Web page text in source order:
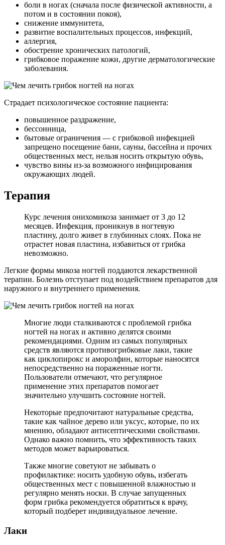
боли в ногах (сначала после физической активности, а
потом и в состоянии покоя),
снижение иммунитета,
развитие воспалительных процессов, инфекций,
аллергия,
обострение хронических патологий,
грибковое поражение кожи, другие дерматологические
заболевания.
Страдает психологическое состояние пациента:
повышенное раздражение,
бессонница,
бытовые ограничения — с грибковой инфекцией
запрещено посещение бани, сауны, бассейна и прочих
общественных мест, нельзя носить открытую обувь,
чувство вины из-за возможного инфицирования
окружающих людей.
Терапия
Курс лечения онихомикоза занимает от 3 до 12
месяцев. Инфекция, проникнув в ногтевую
пластину, долго живет в глубинных слоях. Пока не
отрастет новая пластина, избавиться от грибка
невозможно.
Легкие формы микоза ногтей поддаются лекарственной
терапии. Болезнь отступает под воздействием препаратов для
наружного и внутреннего применения.
Многие люди сталкиваются с проблемой грибка
ногтей на ногах и активно делятся своими
рекомендациями. Одним из самых популярных
средств являются противогрибковые лаки, такие
как циклопирокс и аморолфин, которые наносятся
непосредственно на пораженные ногти.
Пользователи отмечают, что регулярное
применение этих препаратов помогает
значительно улучшить состояние ногтей.
Некоторые предпочитают натуральные средства,
такие как чайное дерево или уксус, которые, по их
мнению, обладают антисептическими свойствами.
Однако важно помнить, что эффективность таких
методов может варьироваться.
Также многие советуют не забывать о
профилактике: носить удобную обувь, избегать
общественных мест с повышенной влажностью и
регулярно менять носки. В случае запущенных
форм грибка рекомендуется обратиться к врачу,
который подберет индивидуальное лечение.
Лаки